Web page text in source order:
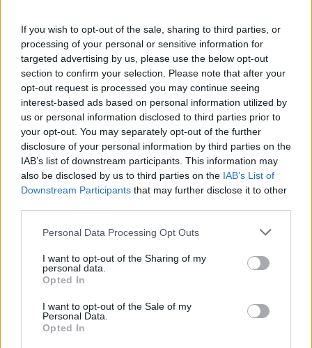
If you wish to opt-out of the sale, sharing to third parties, or
processing of your personal or sensitive information for
targeted advertising by us, please use the below opt-out
section to confirm your selection. Please note that after your
opt-out request is processed you may continue seeing
interest-based ads based on personal information utilized by
us or personal information disclosed to third parties prior to
your opt-out. You may separately opt-out of the further
disclosure of your personal information by third parties on the
IAB’s list of downstream participants. This information may
also be disclosed by us to third parties on the IAB’s List of
Downstream Participants that may further disclose it to other
Personal Data Processing Opt Outs
I want to opt-out of the Sharing of my
personal data.
Opted In
I want to opt-out of the Sale of my
Personal Data.
Opted In
értéken belül 1,1 millió fontnál (1,4 millió dollár)
elakadt. Végül 6,8 millió fontért (8,7 millió dollár) kelt
el egy kiemelkedő árat generáló Francis Bacon-
portré árverését követően (az alkotás szeretőjét,
George Dyer-t ábrázolja).
A 20. század közepén felfedezett művészek
(impresszionista és posztimpresszionista)
értéknövekedésének kiemelkedő példája Paul
SignacLe Rayon Vert című, St Tropez-i pointillista
festménye. A művet 1958-ban 6 200 fontért (akkori